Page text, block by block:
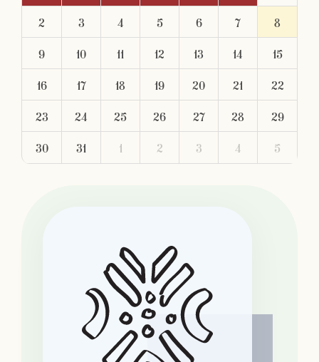
2 3 4 5 6 7 8
9 10 11 12 13 14 15
16 17 18 19 20 21 22
23 24 25 26 27 28 29
30 31 1 2 3 4 5